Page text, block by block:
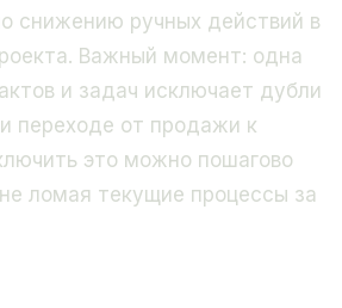
снижению ручных действий в
Важный момент: одна
и задач исключает дубли
переходе от продажи к
это можно пошагово
ломая текущие процессы за